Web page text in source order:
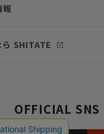
報
SHITATE
OFFICIAL SNS